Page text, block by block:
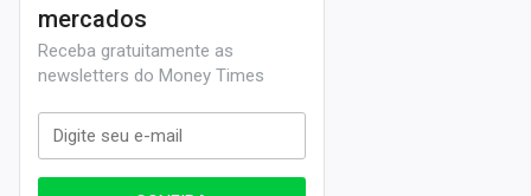
mercados
Receba gratuitamente as
newsletters do Money Times